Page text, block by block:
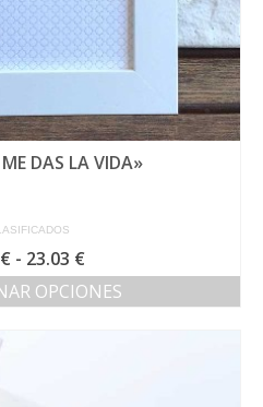
DAS LA VIDA»
€ - 23.03 €Rango
de
precios:
OPCIONES